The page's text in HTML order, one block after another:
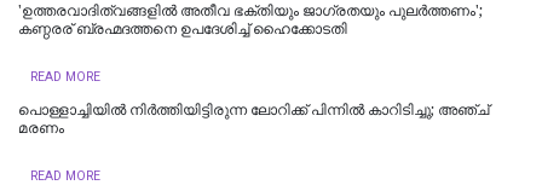
'ഉത്തരവാദിത്വങ്ങളിൽ അതീവ ഭക്തിയും ജാഗ്രതയും പുലര്‍ത്തണം';
കണ്ഠരര് ബ്രഹ്മദത്തനെ ഉപദേശിച്ച് ഹൈക്കോടതി
READ MORE
പൊള്ളാച്ചിയില്‍ നിർത്തിയിട്ടിരുന്ന ലോറിക്ക് പിന്നിൽ കാറിടിച്ചു; അഞ്ച്
മരണം
READ MORE